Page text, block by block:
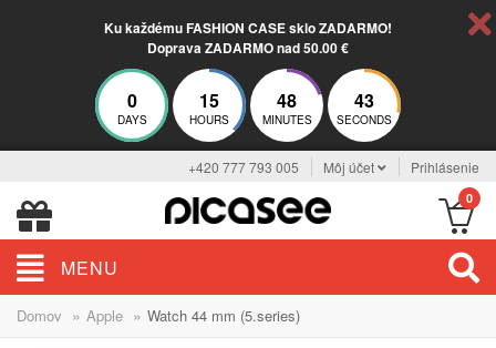
Ku každému FASHION CASE sklo ZADARMO!
Doprava ZADARMO nad 50.00 €
0
DAYS
15
HOURS
48
MINUTES
43
SECONDS
+420 777 793 005 Môj účet Prihlásenie
0
MENU
Domov » Apple » Watch 44 mm (5.series)